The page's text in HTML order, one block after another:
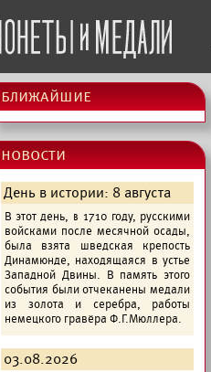
ближайшие
новости
День в истории: 8 августа
В этот день, в 1710 году, русскими
войсками после месячной осады,
была взята шведская крепость
Динамюнде, находящаяся в устье
Западной Двины. В память этого
события были отчеканены медали
из золота и серебра, работы
немецкого гравёра Ф.Г.Мюллера.
03.08.2026